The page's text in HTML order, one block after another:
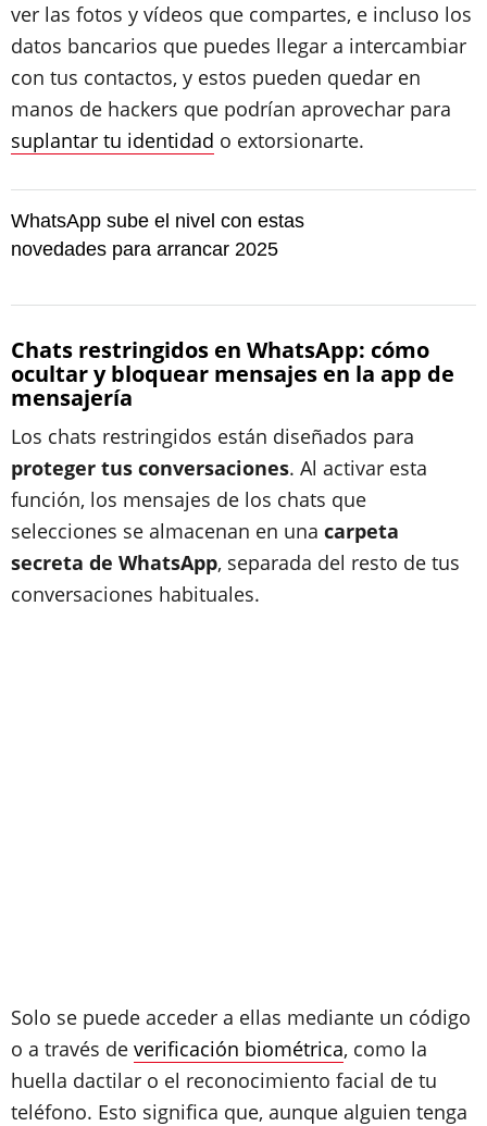
ver las fotos y vídeos que compartes, e incluso los
datos bancarios que puedes llegar a intercambiar
con tus contactos, y estos pueden quedar en
manos de hackers que podrían aprovechar para
suplantar tu identidad o extorsionarte.
WhatsApp sube el nivel con estas
novedades para arrancar 2025
Chats restringidos en WhatsApp: cómo
ocultar y bloquear mensajes en la app de
mensajería
Los chats restringidos están diseñados para
proteger tus conversaciones. Al activar esta
función, los mensajes de los chats que
selecciones se almacenan en una carpeta
secreta de WhatsApp, separada del resto de tus
conversaciones habituales.
Solo se puede acceder a ellas mediante un código
o a través de verificación biométrica, como la
huella dactilar o el reconocimiento facial de tu
teléfono. Esto significa que, aunque alguien tenga